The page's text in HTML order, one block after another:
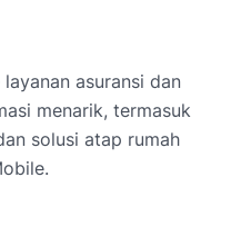
asuransi dan
menarik, termasuk
solusi atap rumah